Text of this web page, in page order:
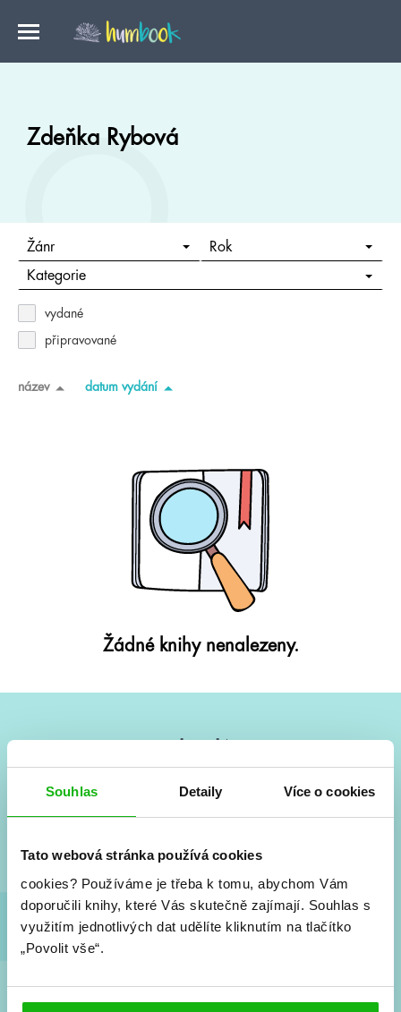
Souhlas Detaily Více o cookies
Tato webová stránka používá cookies
cookies? Používáme je třeba k tomu, abychom Vám
doporučili knihy, které Vás skutečně zajímají. Souhlas s
využitím jednotlivých dat udělíte kliknutím na tlačítko
„Povolit vše“.
Zdeňka Rybová
Žánr Rok
Kategorie
vydané
připravované
název datum vydání
Žádné knihy nenalezeny.
Vše kolem #youngadult každý měsíc rovnou do mailu!
a seriálové adaptace a další.
Souhlasím spodmínkami zpracování osobních údajů